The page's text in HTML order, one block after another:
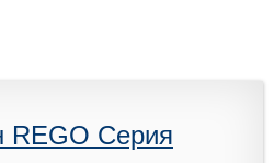
REGO Серия